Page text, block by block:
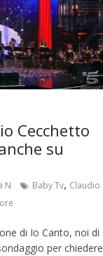
Cecchetto
su
N Baby Tv, Claudio
di Io Canto, noi di
per chiedere